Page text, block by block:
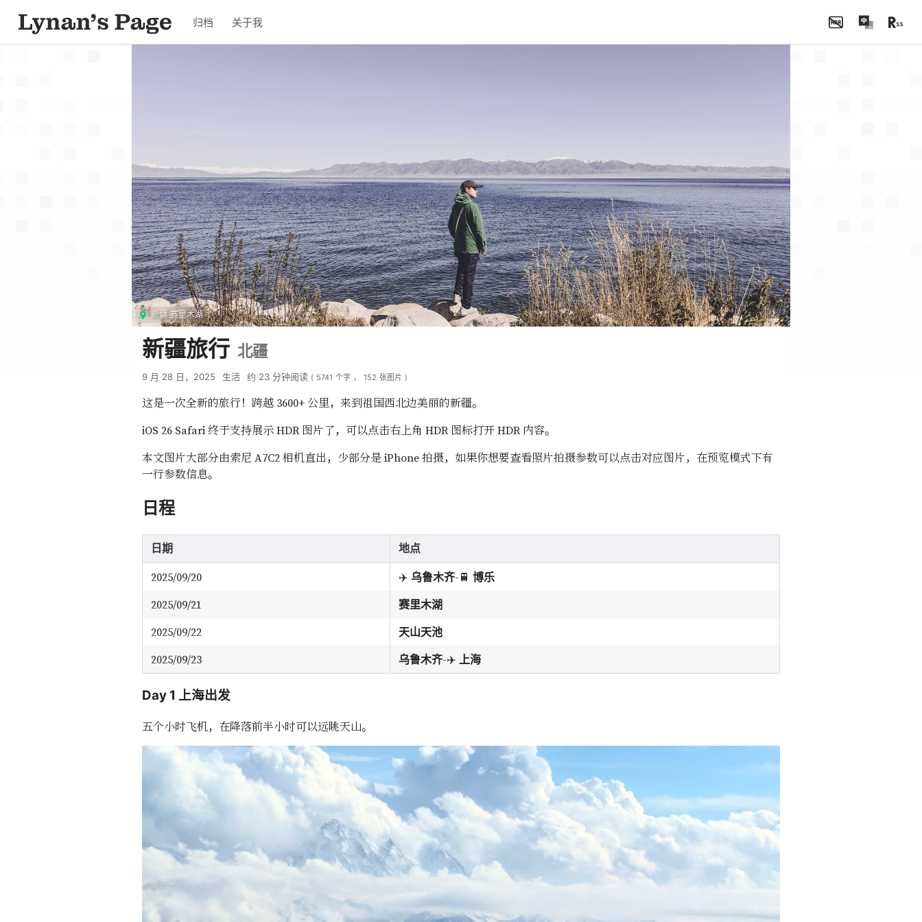
归档 关于我
新疆·赛里木湖
新疆旅行 北疆
9 月 28 日，2025 生活 约 23 分钟阅读 ( 5741 个字 ， 152 张图片 )
这是一次全新的旅行！跨越 3600+ 公里，来到祖国西北边美丽的新疆。
iOS 26 Safari 终于支持展示 HDR 图片了，可以点击右上角 HDR 图标打开 HDR 内容。
本文图片大部分由索尼 A7C2 相机直出，少部分是 iPhone 拍摄，如果你想要查看照片拍摄参数可以点击对应图片，在预览模式下有
一行参数信息。
日程
日期 地点
2025/09/20 ✈️ 乌鲁木齐-🚆 博乐
2025/09/21 赛里木湖
2025/09/22 天山天池
2025/09/23 乌鲁木齐-✈️ 上海
Day 1 上海出发
五个小时飞机，在降落前半小时可以远眺天山。